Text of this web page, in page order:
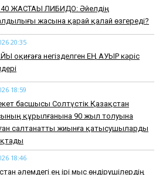
40 ЖАСТАҒЫ ЛИБИДО: Әйелдің
жасына қарай қалай өзгереді?
20:35
оқиғаға негізделген ЕҢ АУЫР кәріс
18:59
басшысы Солтүстік Қазақстан
құрылғанына 90 жыл толуына
салтанатты жиынға қатысушыларды
18:46
әлемдегі ең ірі мыс өндірушілердің